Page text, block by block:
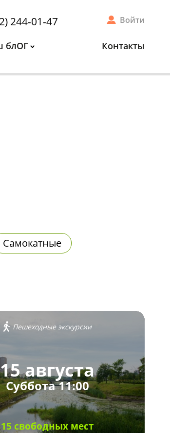
244-01-47 Войти
блОГ Контакты
Самокатные
Пешеходные экскурсии
15 августа
Суббота 11:00
15 свободных мест